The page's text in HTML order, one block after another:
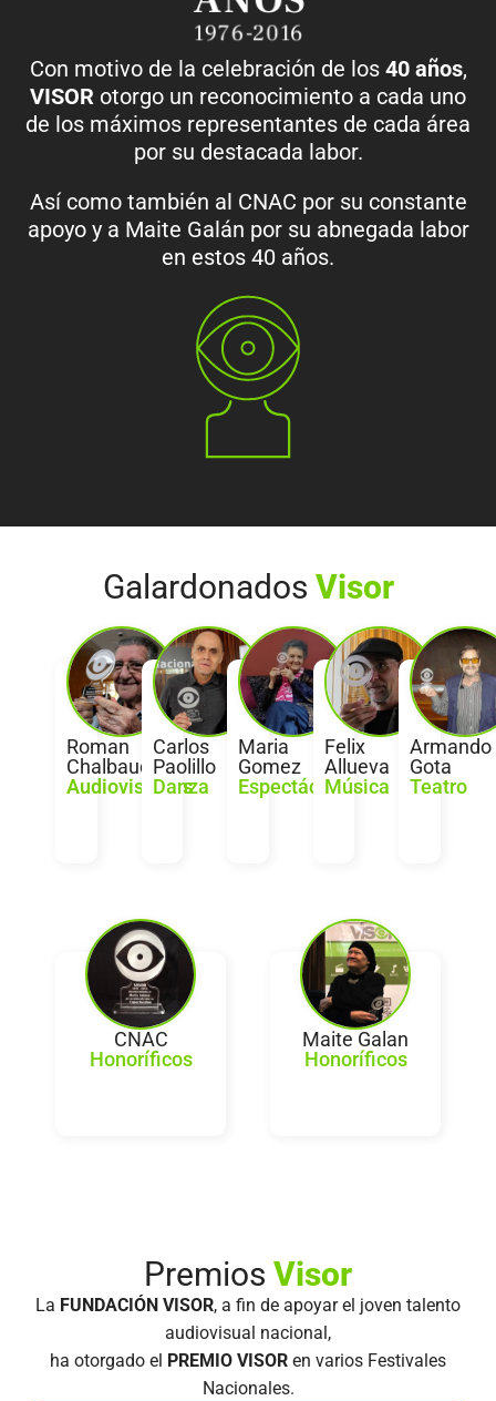
Con motivo de la celebración de los 40 años,
VISOR otorgo un reconocimiento a cada uno
de los máximos representantes de cada área
por su destacada labor.
Así como también al CNAC por su constante
apoyo y a Maite Galán por su abnegada labor
en estos 40 años.
Galardonados Visor
Roman
Chalbaud
Audiovisuales
Carlos
Paolillo
Danza
Maria
Gomez
Espectáculos
Felix
Allueva
Música
Armando
Gota
Teatro
CNAC
Honoríficos
Maite Galan
Honoríficos
Premios Visor
La FUNDACIÓN VISOR, a fin de apoyar el joven talento
audiovisual nacional,
ha otorgado el PREMIO VISOR en varios Festivales
Nacionales.